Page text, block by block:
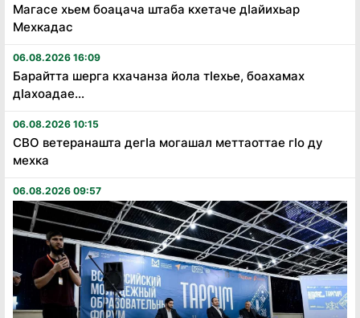
Магасе хьем боацача штаба кхетаче дӏайихьар
Мехкадас
06.08.2026 16:09
Барайтта шерга кхачанза йола тӏехье, боахамах
дӏахоадае...
06.08.2026 10:15
СВО ветеранашта дегӏа могашал меттаоттае гӏо ду
мехка
06.08.2026 09:57